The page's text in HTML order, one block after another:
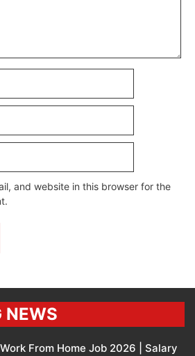
and website in this browser for the
NEWS
From Home Job 2026 | Salary